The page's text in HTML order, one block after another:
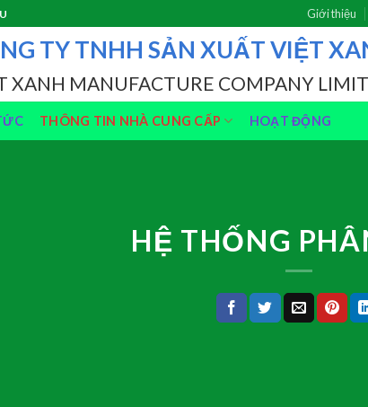
Giới thiệu
TY TNHH SẢN XUẤT VIỆT
XANH MANUFACTURE COMPANY
THÔNG TIN NHÀ CUNG CẤP HOẠT ĐỘNG
HỆ THỐNG